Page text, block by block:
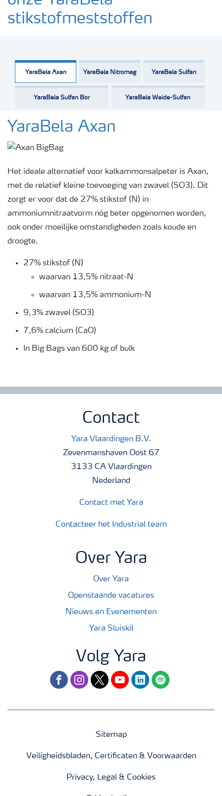
stikstofmeststoffen
YaraBela Axan YaraBela Nitromag YaraBela Sulfan
YaraBela Sulfan Bor YaraBela Weide-Sulfan
YaraBela Axan
Het ideale alternatief voor kalkammonsalpeter is Axan,
met de relatief kleine toevoeging van zwavel (SO3). Dit
zorgt er voor dat de 27% stikstof (N) in
ammoniumnitraatvorm nóg beter opgenomen worden,
ook onder moeilijke omstandigheden zoals koude en
droogte.
27% stikstof (N)
waarvan 13,5% nitraat-N
waarvan 13,5% ammonium-N
9,3% zwavel (SO3)
7,6% calcium (CaO)
In Big Bags van 600 kg of bulk
Contact
Yara Vlaardingen B.V.
Zevenmanshaven Oost 67
3133 CA Vlaardingen
Nederland
Contact met Yara
Contacteer het Industrial team
Over Yara
Over Yara
Openstaande vacatures
Nieuws en Evenementen
Yara Sluiskil
Volg Yara
facebookinstagram
twitteryoutubelinkedinspotify
Sitemap
Veiligheidsbladen, Certificaten & Voorwaarden
Privacy, Legal & Cookies